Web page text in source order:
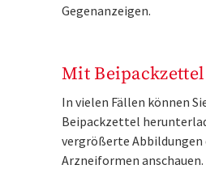
Gegenanzeigen.
Mit
In vielen Fällen können
Beipackzettel
vergrößerte Abbildungen
Arzneiformen